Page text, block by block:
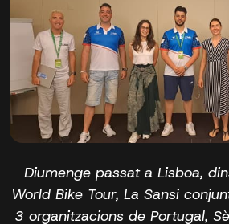
Diumenge passat a Lisboa,
World Bike Tour, La Sansi
3 organitzacions de Portugal,